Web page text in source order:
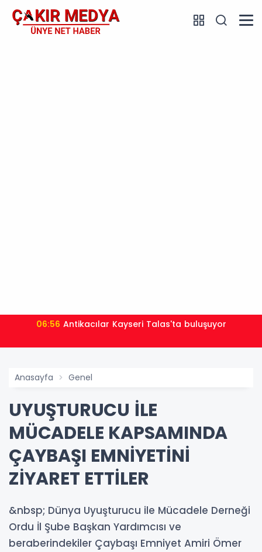
06:56 Antikacılar Kayseri Talas'ta buluşuyor
Anasayfa Genel
UYUŞTURUCU İLE
MÜCADELE KAPSAMINDA
ÇAYBAŞI EMNİYETİNİ
ZİYARET ETTİLER
&nbsp; Dünya Uyuşturucu ile Mücadele Derneği
Ordu İl Şube Başkan Yardımcısı ve
beraberindekiler Çaybaşı Emniyet Amiri Ömer